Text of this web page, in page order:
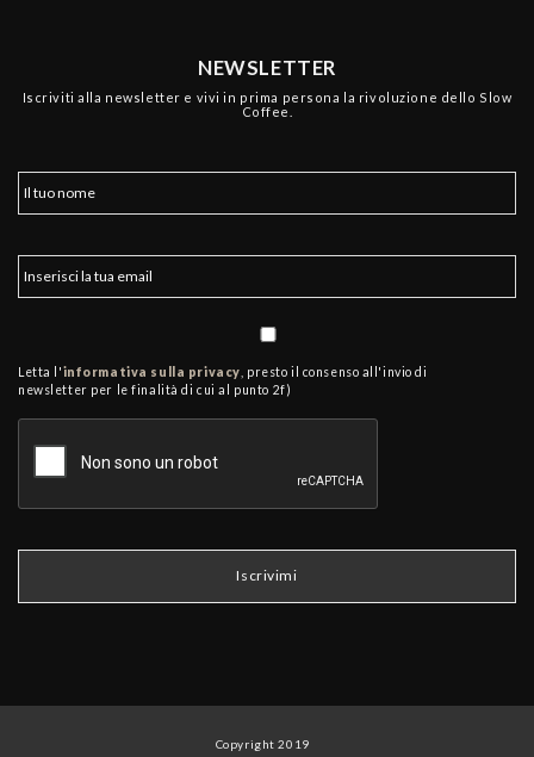
NEWSLETTER
Iscriviti alla newsletter e vivi in prima persona la rivoluzione dello Slow
Coffee.
Letta l'informativa sulla privacy , presto il consenso all'invio di
newsletter per le finalità di cui al punto 2f)
Copyright 2019